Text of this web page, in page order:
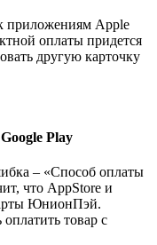
приложениям Apple
оплаты придется
другую карточку
Play
– «Способ оплаты
что AppStore и
ЮнионПэй.
товар с